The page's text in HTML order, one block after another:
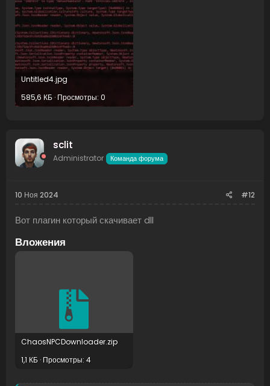
Untitled4.jpg
585,6 КБ · Просмотры: 0
sclit
Administrator Команда форума
10 Ноя 2024 #12
Вот плагин который скачивает dll
Вложения
ChaosNPCDownloader.zip
1,1 КБ · Просмотры: 4